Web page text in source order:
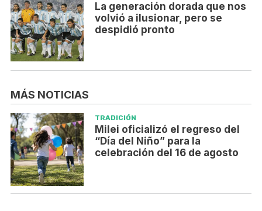
La generación dorada que nos
volvió a ilusionar, pero se
despidió pronto
MÁS NOTICIAS
TRADICIÓN
Milei oficializó el regreso del
“Día del Niño” para la
celebración del 16 de agosto